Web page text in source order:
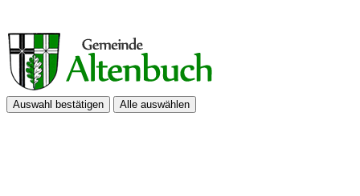
Auswahl bestätigen Alle auswählen